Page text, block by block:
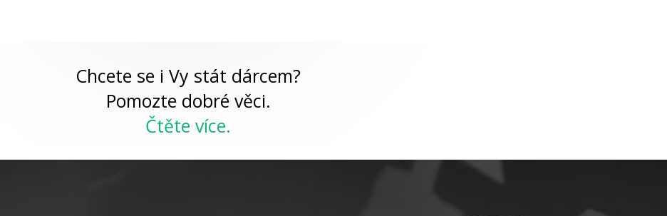
Chcete se i Vy stát dárcem?
Pomozte dobré věci.
Čtěte více.